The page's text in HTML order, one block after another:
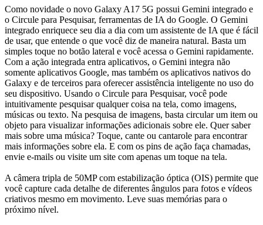
Como novidade o novo Galaxy A17 5G possui Gemini integrado e
o Circule para Pesquisar, ferramentas de IA do Google. O Gemini
integrado enriquece seu dia a dia com um assistente de IA que é fácil
de usar, que entende o que você diz de maneira natural. Basta um
simples toque no botão lateral e você acessa o Gemini rapidamente.
Com a ação integrada entra aplicativos, o Gemini integra não
somente aplicativos Google, mas também os aplicativos nativos do
Galaxy e de terceiros para oferecer assistência inteligente no uso do
seu dispositivo. Usando o Circule para Pesquisar, você pode
intuitivamente pesquisar qualquer coisa na tela, como imagens,
músicas ou texto. Na pesquisa de imagens, basta circular um item ou
objeto para visualizar informações adicionais sobre ele. Quer saber
mais sobre uma música? Toque, cante ou cantarole para encontrar
mais informações sobre ela. E com os pins de ação faça chamadas,
envie e-mails ou visite um site com apenas um toque na tela.
A câmera tripla de 50MP com estabilização óptica (OIS) permite que
você capture cada detalhe de diferentes ângulos para fotos e vídeos
criativos mesmo em movimento. Leve suas memórias para o
próximo nível.